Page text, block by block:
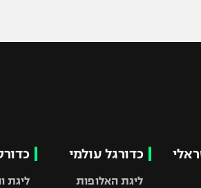
כדורגל עולמי
ליגת האלופות
ליגת